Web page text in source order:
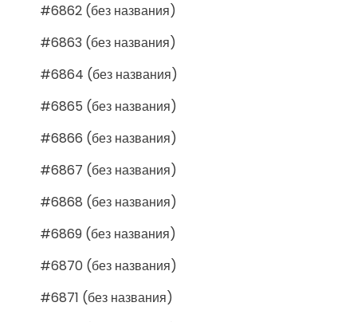
#6862 (без названия)
#6863 (без названия)
#6864 (без названия)
#6865 (без названия)
#6866 (без названия)
#6867 (без названия)
#6868 (без названия)
#6869 (без названия)
#6870 (без названия)
#6871 (без названия)